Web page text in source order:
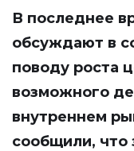
В последнее
обсуждают в
поводу роста
возможного
внутреннем
сообщили, что